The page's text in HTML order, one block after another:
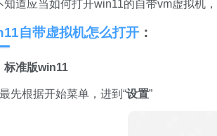
知道应当如何打开win11的自带vm虚拟机
自带虚拟机怎么打开 ：
标准版win11
先根据开始菜单，进到“设置”